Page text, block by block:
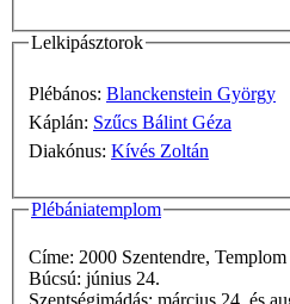
Lelkipásztorok
Plébános: Blanckenstein György
Káplán: Szűcs Bálint Géza
Diakónus: Kívés Zoltán
Plébániatemplom
Címe: 2000 Szentendre, Templom
Búcsú: június 24.
Szentségimádás: március